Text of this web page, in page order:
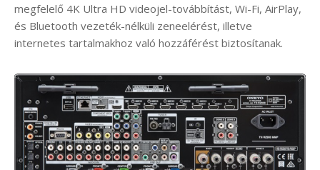
megfelelő 4K Ultra HD videojel-továbbítást, Wi-Fi, AirPlay,
és Bluetooth vezeték-nélküli zeneelérést, illetve
internetes tartalmakhoz való hozzáférést biztosítanak.